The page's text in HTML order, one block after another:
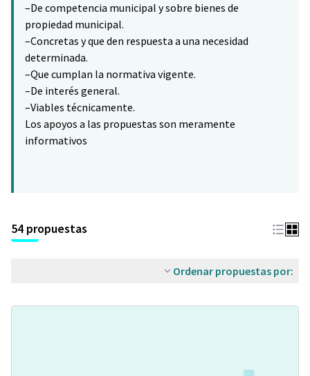
–De competencia municipal y sobre bienes de
propiedad municipal.
–Concretas y que den respuesta a una necesidad
determinada.
–Que cumplan la normativa vigente.
–De interés general.
–Viables técnicamente.
Los apoyos a las propuestas son meramente
informativos
54 propuestas
Ordenar propuestas por: